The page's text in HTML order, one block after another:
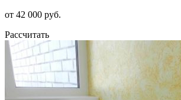
от 42 000 руб.
Рассчитать